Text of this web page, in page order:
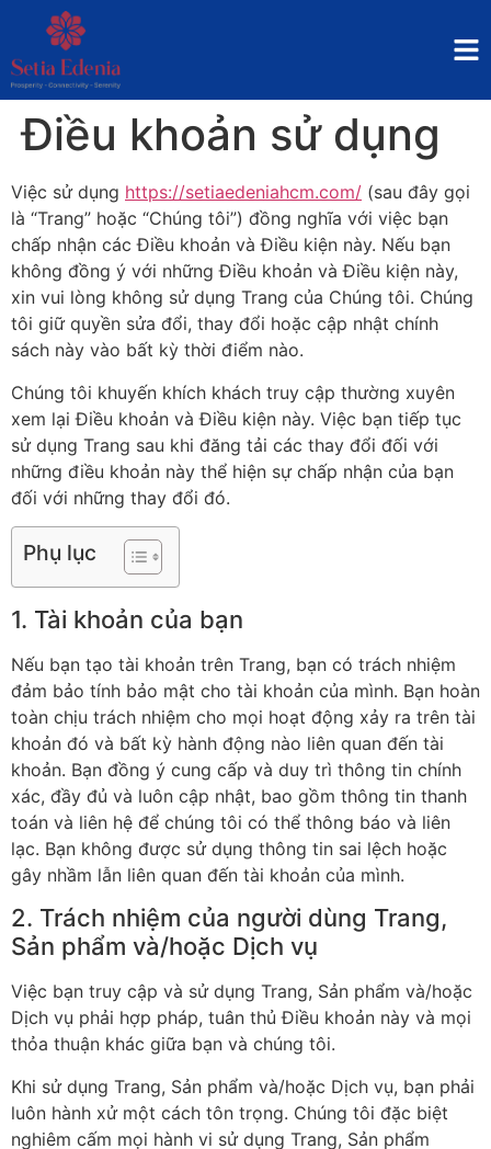
Điều khoản sử dụng
Việc sử dụng https://setiaedeniahcm.com/ (sau đây gọi
là “Trang” hoặc “Chúng tôi”) đồng nghĩa với việc bạn
chấp nhận các Điều khoản và Điều kiện này. Nếu bạn
không đồng ý với những Điều khoản và Điều kiện này,
xin vui lòng không sử dụng Trang của Chúng tôi. Chúng
tôi giữ quyền sửa đổi, thay đổi hoặc cập nhật chính
sách này vào bất kỳ thời điểm nào.
Chúng tôi khuyến khích khách truy cập thường xuyên
xem lại Điều khoản và Điều kiện này. Việc bạn tiếp tục
sử dụng Trang sau khi đăng tải các thay đổi đối với
những điều khoản này thể hiện sự chấp nhận của bạn
đối với những thay đổi đó.
Phụ lục
1. Tài khoản của bạn
Nếu bạn tạo tài khoản trên Trang, bạn có trách nhiệm
đảm bảo tính bảo mật cho tài khoản của mình. Bạn hoàn
toàn chịu trách nhiệm cho mọi hoạt động xảy ra trên tài
khoản đó và bất kỳ hành động nào liên quan đến tài
khoản. Bạn đồng ý cung cấp và duy trì thông tin chính
xác, đầy đủ và luôn cập nhật, bao gồm thông tin thanh
toán và liên hệ để chúng tôi có thể thông báo và liên
lạc. Bạn không được sử dụng thông tin sai lệch hoặc
gây nhầm lẫn liên quan đến tài khoản của mình.
2. Trách nhiệm của người dùng Trang,
Sản phẩm và/hoặc Dịch vụ
Việc bạn truy cập và sử dụng Trang, Sản phẩm và/hoặc
Dịch vụ phải hợp pháp, tuân thủ Điều khoản này và mọi
thỏa thuận khác giữa bạn và chúng tôi.
Khi sử dụng Trang, Sản phẩm và/hoặc Dịch vụ, bạn phải
luôn hành xử một cách tôn trọng. Chúng tôi đặc biệt
nghiêm cấm mọi hành vi sử dụng Trang, Sản phẩm